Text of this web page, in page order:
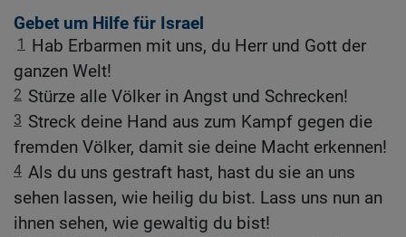
Gebet um Hilfe für Israel
1
Hab Erbarmen mit uns, du Herr und Gott der
ganzen Welt!
2 Stürze alle Völker in Angst und Schrecken!
3 Streck deine Hand aus zum Kampf gegen die
fremden Völker, damit sie deine Macht erkennen!
4 Als du uns gestraft hast, hast du sie an uns
sehen lassen, wie heilig du bist. Lass uns nun an
ihnen sehen, wie gewaltig du bist!